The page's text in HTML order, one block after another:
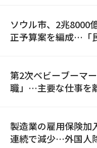
ソウル市、2兆8000
正予算案を編成…「
第2次ベビーブーマ
職」…主要な仕事を
製造業の雇用保険加
連続で減少…外国人